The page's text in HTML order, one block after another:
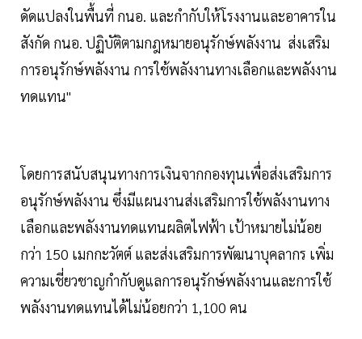
ดัดแปลงในพื้นที่ กนอ. และกำกับให้โรงงานและอาคารใน
สังกัด กนอ. ปฏิบัติตามกฎหมายอนุรักษ์พลังงาน ส่งเสริม
การอนุรักษ์พลังงาน การใช้พลังงานทางเลือกและพลังงาน
ทดแทน"
โดยการสนับสนุนทางการเงินจากกองทุนเพื่อส่งเสริมการ
อนุรักษ์พลังงาน ซึ่งมีแผนงานส่งเสริมการใช้พลังงานทาง
เลือกและพลังงานทดแทนผลิตไฟฟ้า เป้าหมายไม่น้อย
กว่า 150 เมกกะวัตต์ และส่งเสริมการพัฒนาบุคลากร เพิ่ม
ความเชี่ยวชาญกำกับดูแลการอนุรักษ์พลังงานและการใช้
พลังงานทดแทนได้ไม่น้อยกว่า 1,100 คน